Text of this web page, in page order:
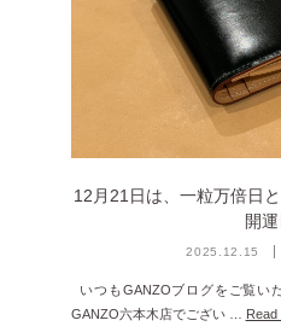
12月21日は、一粒万倍日
開運
2025.12.15
いつもGANZOブログをご覧い
GANZO六本木店でござい …
Read